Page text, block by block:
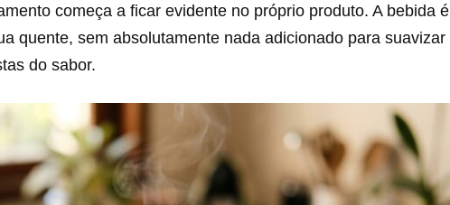
começa a ficar evidente no próprio produto. A bebida é
quente, sem absolutamente nada adicionado para suavizar
do sabor.